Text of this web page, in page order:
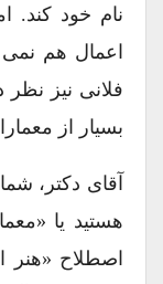
نام خود کند.
اعمال هم نمی
فلانی نیز نظر
بسیار از
آقای دکتر،
هستید یا
اصطلاح «هنر